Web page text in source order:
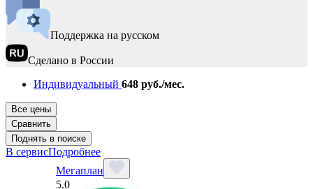
Поддержка на русском
Сделано в России
Индивидуальный 648 руб./мес.
Все цены
Сравнить
Поднять в поиске
В сервисПодробнее
Мегаплан
5.0